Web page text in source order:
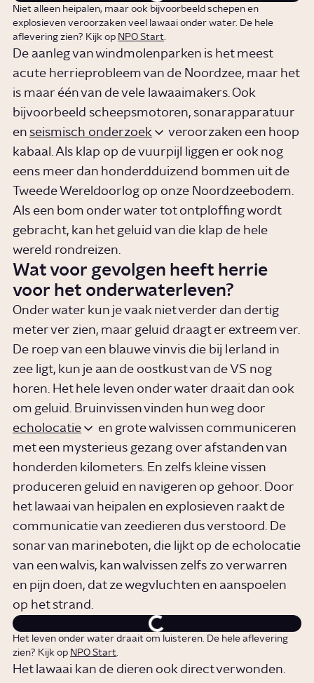
Niet alleen heipalen, maar ook bijvoorbeeld schepen en
explosieven veroorzaken veel lawaai onder water. De hele
aflevering zien? Kijk op NPO Start.
De aanleg van windmolenparken is het meest
acute herrieprobleem van de Noordzee, maar het
is maar één van de vele lawaaimakers. Ook
bijvoorbeeld scheepsmotoren, sonarapparatuur
enseismisch onderzoek
veroorzaken een hoop
kabaal. Als klap op de vuurpijl liggen er ook nog
eens meer dan honderdduizend bommen uit de
Tweede Wereldoorlog op onze Noordzeebodem.
Als een bom onder water tot ontploffing wordt
gebracht, kan het geluid van die klap de hele
wereld rondreizen.
Wat voor gevolgen heeft herrie
voor het onderwaterleven?
Onder water kun je vaak niet verder dan dertig
meter ver zien, maar geluid draagt er extreem ver.
De roep van een blauwe vinvis die bij Ierland in
zee ligt, kun je aan de oostkust van de VS nog
horen. Het hele leven onder water draait dan ook
om geluid. Bruinvissen vinden hun weg door
echolocatie
en grote walvissen communiceren
met een mysterieus gezang over afstanden van
honderden kilometers. En zelfs kleine vissen
produceren geluid en navigeren op gehoor. Door
het lawaai van heipalen en explosieven raakt de
communicatie van zeedieren dus verstoord. De
sonar van marineboten, die lijkt op de echolocatie
van een walvis, kan walvissen zelfs zo verwarren
en pijn doen, dat ze wegvluchten en aanspoelen
op het strand.
Het leven onder water draait om luisteren. De hele aflevering
zien? Kijk op NPO Start.
Het lawaai kan de dieren ook direct verwonden.